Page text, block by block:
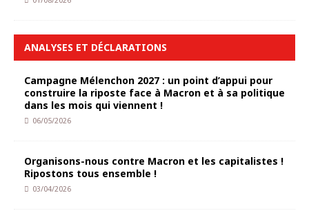
ANALYSES ET DÉCLARATIONS
Campagne Mélenchon 2027 : un point d’appui pour
construire la riposte face à Macron et à sa politique
dans les mois qui viennent !
06/05/2026
Organisons-nous contre Macron et les capitalistes !
Ripostons tous ensemble !
03/04/2026